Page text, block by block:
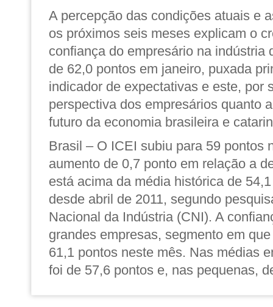
A percepção das condições atuais e
os próximos seis meses explicam o
confiança do empresário na indústria
de 62,0 pontos em janeiro, puxada
indicador de expectativas e este, por
perspectiva dos empresários quanto
futuro da economia brasileira e
Brasil – O ICEI subiu para 59 pontos
aumento de 0,7 ponto em relação a
está acima da média histórica de
desde abril de 2011, segundo
Nacional da Indústria (CNI). A
grandes empresas, segmento em
61,1 pontos neste mês. Nas médias
foi de 57,6 pontos e, nas pequenas,